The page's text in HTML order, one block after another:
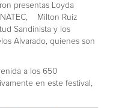
presentas Loyda
Milton Ruiz
Sandinista y los
Alvarado, quienes son
a los 650
en este festival,